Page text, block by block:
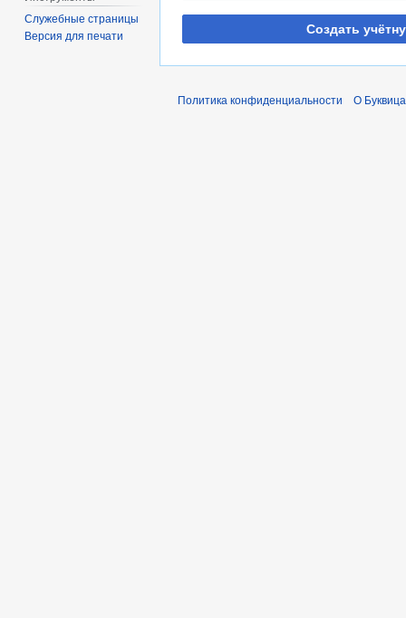
Создать
Служебные страницы
Версия для печати
Политика конфиденциальности О Буквица